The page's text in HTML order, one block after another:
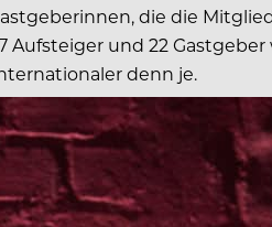
die die
und 22
denn je.